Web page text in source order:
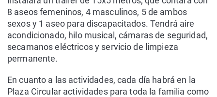
8 aseos femeninos, 4 masculinos, 5 de ambos
sexos y 1 aseo para discapacitados. Tendrá aire
acondicionado, hilo musical, cámaras de seguridad,
secamanos eléctricos y servicio de limpieza
permanente.
En cuanto a las actividades, cada día habrá en la
Plaza Circular actividades para toda la familia como